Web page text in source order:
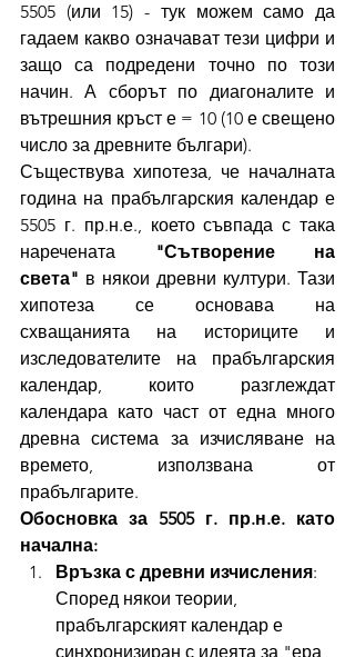
5505 (или 15) - тук можем само да
гадаем какво означават тези цифри и
защо са подредени точно по този
начин. А сборът по диагоналите и
вътрешния кръст е = 10 (10 е свещено
число за древните българи).
Съществува хипотеза, че началната
година на прабългарския календар е
5505 г. пр.н.е., което съвпада с така
наречената
"Сътворение на
света" в някои древни култури. Тази
хипотеза се основава на
схващанията на историците и
изследователите на прабългарския
календар, които разглеждат
календара като част от една много
древна система за изчисляване на
времето, използвана от
прабългарите.
Обосновка за 5505 г. пр.н.е. като
начална:
Връзка с древни изчисления:
Според някои теории,
прабългарският календар е
синхронизиран с идеята за "ера